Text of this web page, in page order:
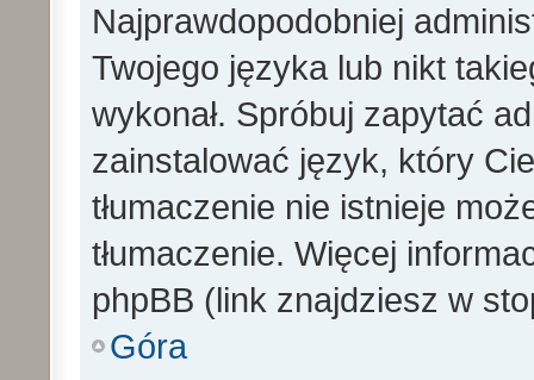
Najprawdopodobniej
Twojego języka lub nikt
wykonał. Spróbuj zapytać
zainstalować język, który
tłumaczenie nie istnieje
tłumaczenie. Więcej
phpBB (link znajdziesz w
Góra